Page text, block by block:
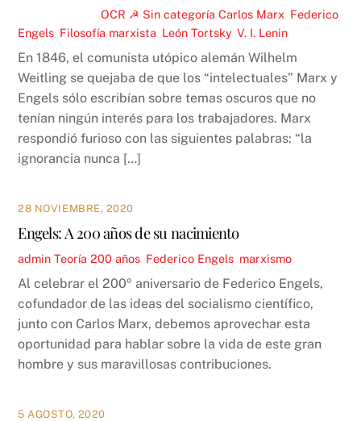
OCR ☭ Sin categoría Carlos Marx Federico
Engels Filosofía marxista León Tortsky,V. I. Lenin
En 1846, el comunista utópico alemán Wilhelm
Weitling se quejaba de que los “intelectuales” Marx y
Engels sólo escribían sobre temas oscuros que no
tenían ningún interés para los trabajadores. Marx
respondió furioso con las siguientes palabras: “la
ignorancia nunca […]
28 NOVIEMBRE, 2020
Engels: A 200 años de su nacimiento
admin Teoría 200 años Federico Engels marxismo
Al celebrar el 200º aniversario de Federico Engels,
cofundador de las ideas del socialismo científico,
junto con Carlos Marx, debemos aprovechar esta
oportunidad para hablar sobre la vida de este gran
hombre y sus maravillosas contribuciones.
5 AGOSTO, 2020